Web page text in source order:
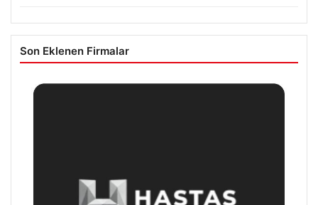
Son Eklenen Firmalar